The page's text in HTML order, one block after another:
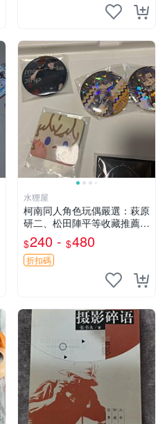
水狸屋
柯南同人角色玩偶嚴選：萩原
研二、松田陣平等收藏推薦
萩原研二 收藏 松田陣平 玩具
$240 - $480
折扣碼